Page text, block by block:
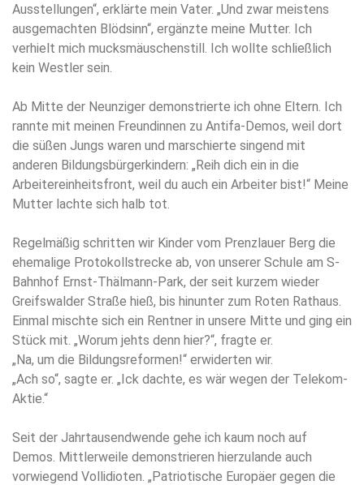
Ausstellungen“, erklärte mein Vater. „Und zwar meistens
ausgemachten Blödsinn“, ergänzte meine Mutter. Ich
verhielt mich mucksmäuschenstill. Ich wollte schließlich
kein Westler sein.
Ab Mitte der Neunziger demonstrierte ich ohne Eltern. Ich
rannte mit meinen Freundinnen zu Antifa-Demos, weil dort
die süßen Jungs waren und marschierte singend mit
anderen Bildungsbürgerkindern: „Reih dich ein in die
Arbeitereinheitsfront, weil du auch ein Arbeiter bist!“ Meine
Mutter lachte sich halb tot.
Regelmäßig schritten wir Kinder vom Prenzlauer Berg die
ehemalige Protokollstrecke ab, von unserer Schule am S-
Bahnhof Ernst-Thälmann-Park, der seit kurzem wieder
Greifswalder Straße hieß, bis hinunter zum Roten Rathaus.
Einmal mischte sich ein Rentner in unsere Mitte und ging ein
Stück mit. „Worum jehts denn hier?“, fragte er.
„Na, um die Bildungsreformen!“ erwiderten wir.
„Ach so“, sagte er. „Ick dachte, es wär wegen der Telekom-
Aktie.“
Seit der Jahrtausendwende gehe ich kaum noch auf
Demos. Mittlerweile demonstrieren hierzulande auch
vorwiegend Vollidioten. „Patriotische Europäer gegen die